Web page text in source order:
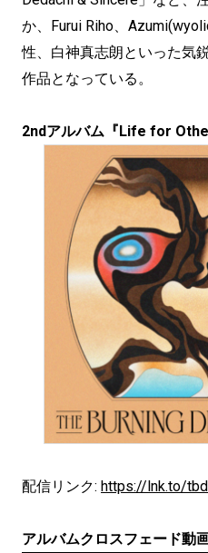
か、Furui Riho、
性、白神真志朗といった気
作品となっている。
2ndアルバム『Life for
配信リンク: https://lnk.to/
アルバムクロスフェード動